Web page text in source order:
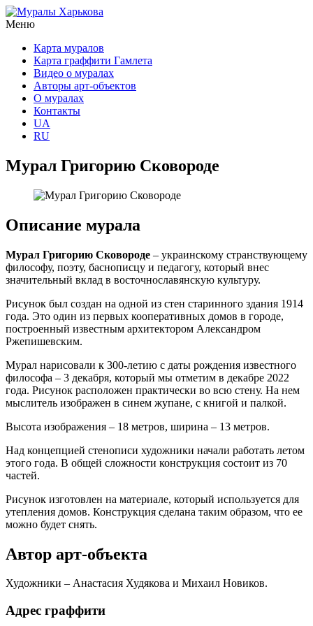
Меню
Карта муралов
Карта граффити Гамлета
Видео о муралах
Авторы арт-объектов
О муралах
Контакты
UA
RU
Мурал Григорию Сковороде
Описание мурала
Мурал Григорию Сковороде – украинскому странствующему
философу, поэту, баснописцу и педагогу, который внес
значительный вклад в восточнославянскую культуру.
Рисунок был создан на одной из стен старинного здания 1914
года. Это один из первых кооперативных домов в городе,
построенный известным архитектором Александром
Ржепишевским.
Мурал нарисовали к 300-летию с даты рождения известного
философа – 3 декабря, который мы отметим в декабре 2022
года. Рисунок расположен практически во всю стену. На нем
мыслитель изображен в синем жупане, с книгой и палкой.
Высота изображения – 18 метров, ширина – 13 метров.
Над концепцией стенописи художники начали работать летом
этого года. В общей сложности конструкция состоит из 70
частей.
Рисунок изготовлен на материале, который используется для
утепления домов. Конструкция сделана таким образом, что ее
можно будет снять.
Автор арт-объекта
Художники – Анастасия Худякова и Михаил Новиков.
Адрес граффити